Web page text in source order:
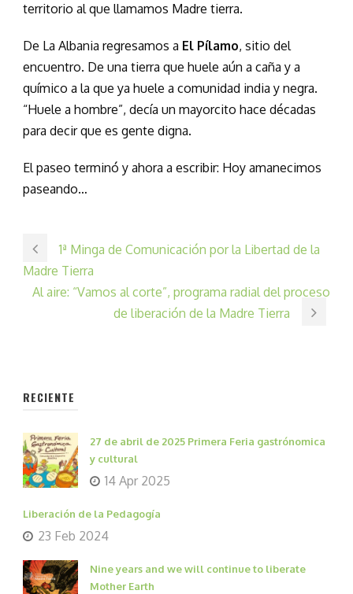
territorio al que llamamos Madre tierra.
De La Albania regresamos a El Pílamo, sitio del
encuentro. De una tierra que huele aún a caña y a
químico a la que ya huele a comunidad india y negra.
“Huele a hombre”, decía un mayorcito hace décadas
para decir que es gente digna.
El paseo terminó y ahora a escribir: Hoy amanecimos
paseando…
1ª Minga de Comunicación por la Libertad de la
Madre Tierra
Al aire: “Vamos al corte”, programa radial del proceso
de liberación de la Madre Tierra
RECIENTE
27 de abril de 2025 Primera Feria gastrónomica
y cultural
14 Apr 2025
Liberación de la Pedagogía
23 Feb 2024
Nine years and we will continue to liberate
Mother Earth